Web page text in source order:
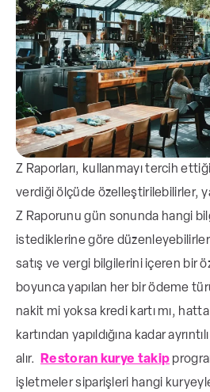
Z Raporları, kullanmayı tercih
verdiği ölçüde özelleştirilebilirler,
Z Raporunu gün sonunda hangi
istediklerine göre
satış ve vergi bilgilerini içeren bir
boyunca yapılan her bir ödeme
nakit mi yoksa kredi kartı mı,
kartından yapıldığına kadar
alır.
Restoran kurye takip
işletmeler siparişleri hangi